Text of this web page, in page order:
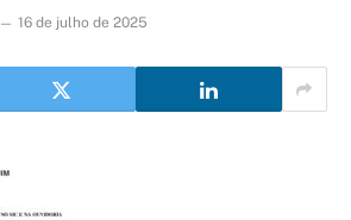
16 de julho de 2025